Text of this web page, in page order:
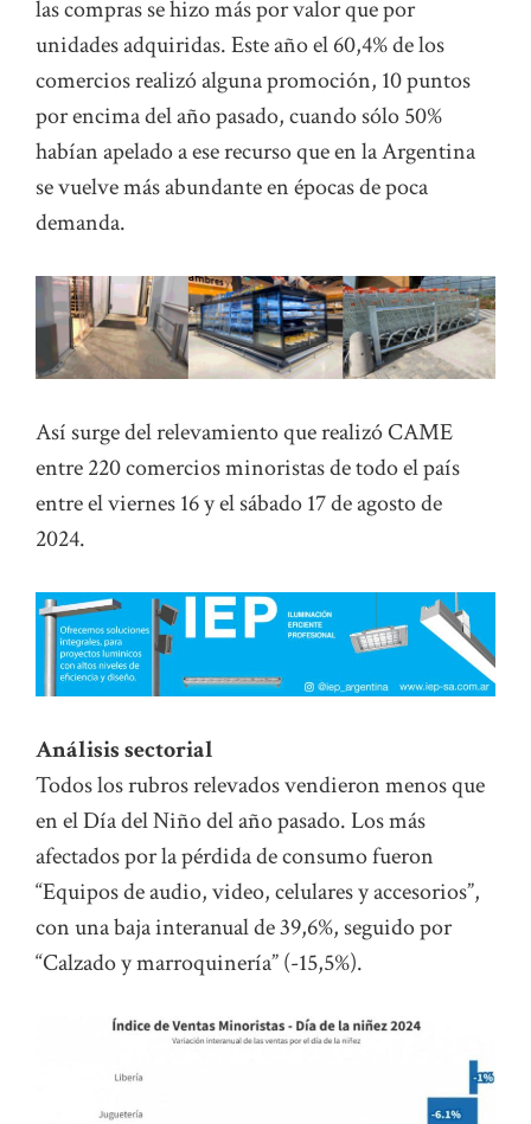
las compras se hizo más por valor que por
unidades adquiridas. Este año el 60,4% de los
comercios realizó alguna promoción, 10 puntos
por encima del año pasado, cuando sólo 50%
habían apelado a ese recurso que en la Argentina
se vuelve más abundante en épocas de poca
demanda.
Así surge del relevamiento que realizó CAME
entre 220 comercios minoristas de todo el país
entre el viernes 16 y el sábado 17 de agosto de
2024.
Análisis sectorial
Todos los rubros relevados vendieron menos que
en el Día del Niño del año pasado. Los más
afectados por la pérdida de consumo fueron
“Equipos de audio, video, celulares y accesorios”,
con una baja interanual de 39,6%, seguido por
“Calzado y marroquinería” (-15,5%).